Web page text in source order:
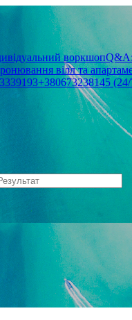
Не
Електронна пошта
Ваше ім'я
воркшоп
вілл та
+380673238145